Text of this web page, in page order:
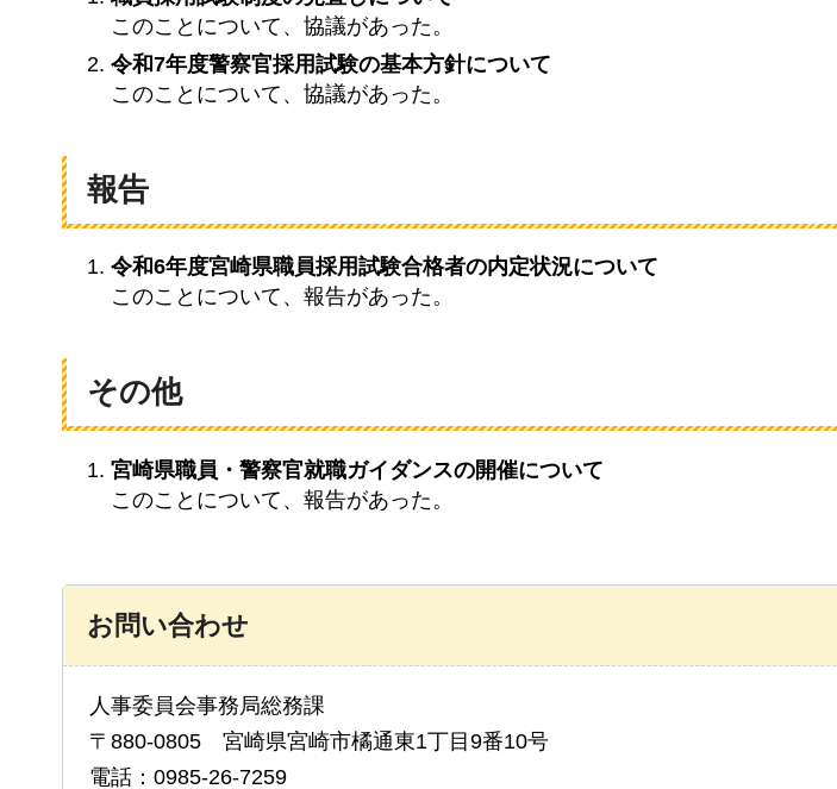
このことについて、協議があった。
令和7年度警察官採用試験の基本方針について
このことについて、協議があった。
報告
令和6年度宮崎県職員採用試験合格者の内定状況について
このことについて、報告があった。
その他
宮崎県職員・警察官就職ガイダンスの開催について
このことについて、報告があった。
お問い合わせ
人事委員会事務局総務課
〒880-0805 宮崎県宮崎市橘通東1丁目9番10号
電話：0985-26-7259